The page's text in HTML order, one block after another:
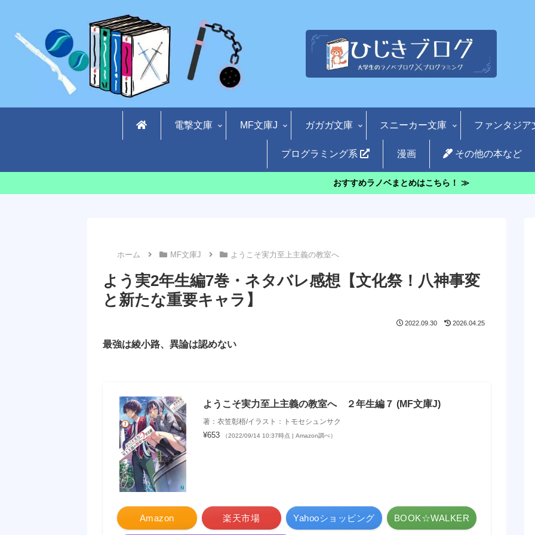
電撃文庫 MF文庫J ガガガ文庫 スニーカー文庫 ファンタジア
プログラミング系 漫画 その他の本など
おすすめラノベまとめはこちら！ ≫
ホーム MF文庫J ようこそ実力至上主義の教室へ
よう実2年生編7巻・ネタバレ感想【文化祭！八神事変
と新たな重要キャラ】
2022.09.30 2026.04.25
最強は綾小路、異論は認めない
ようこそ実力至上主義の教室へ ２年生編７ (MF文庫J)
著：衣笠彰梧/イラスト：トモセシュンサク
¥653 （2022/09/14 10:37時点 | Amazon調べ）
Amazon 楽天市場 Yahooショッピング BOOK☆WALKER